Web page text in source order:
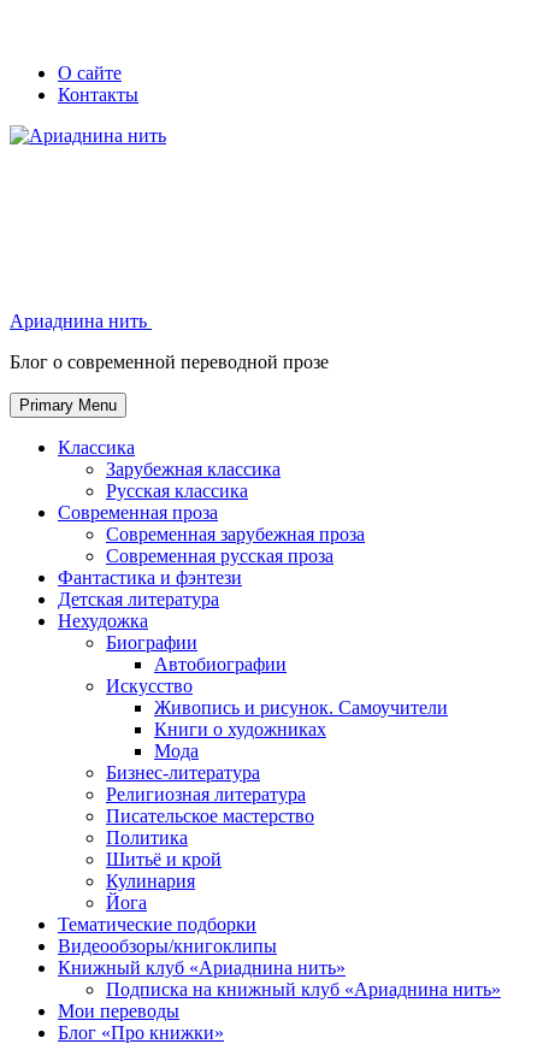
Skip
Secondary
left
navigation
Secondary
right
navigation
О сайте
Контакты
Ариаднина нить
Блог о современной переводной прозе
Primary Menu
Классика
Зарубежная классика
Русская классика
Современная проза
Современная зарубежная проза
Современная русская проза
Фантастика и фэнтези
Детская литература
Нехудожка
Биографии
Автобиографии
Искусство
Живопись и рисунок. Самоучители
Книги о художниках
Мода
Бизнес-литература
Религиозная литература
Писательское мастерство
Политика
Шитьё и крой
Кулинария
Йога
Тематические подборки
Видеообзоры/книгоклипы
Книжный клуб «Ариаднина нить»
Подписка на книжный клуб «Ариаднина нить»
Мои переводы
Блог «Про книжки»